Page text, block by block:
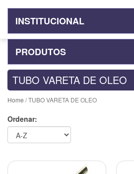
INSTITUCIONAL
PRODUTOS
TUBO VARETA DE OLEO
Home / TUBO VARETA DE OLEO
Ordenar: